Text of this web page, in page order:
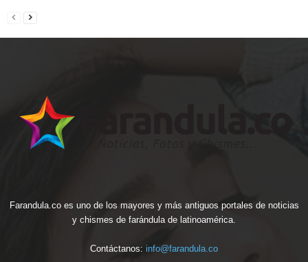
Farandula.co es uno de los mayores y más antiguos portales de noticias
y chismes de farándula de latinoamérica.
Contáctanos: info@farandula.co